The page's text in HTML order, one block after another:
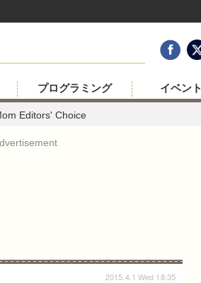
Editors' Choice
プログラミング イベント
2015.4.1 Wed 18:35